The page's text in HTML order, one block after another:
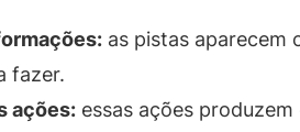
as pistas aparecem
fazer.
ações: essas ações